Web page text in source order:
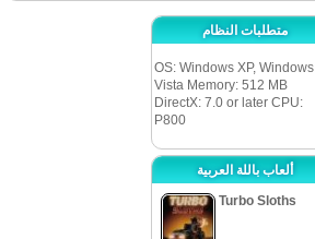
متطلبات النظام
OS: Windows XP, Windows
Vista Memory: 512 MB
DirectX: 7.0 or later CPU:
P800
ألعاب باللة العربية
Turbo Sloths